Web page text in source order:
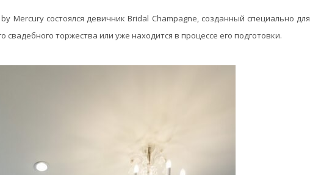
Mercury состоялся девичник Bridal Champagne, созданный специально для
свадебного торжества или уже находится в процессе его подготовки.